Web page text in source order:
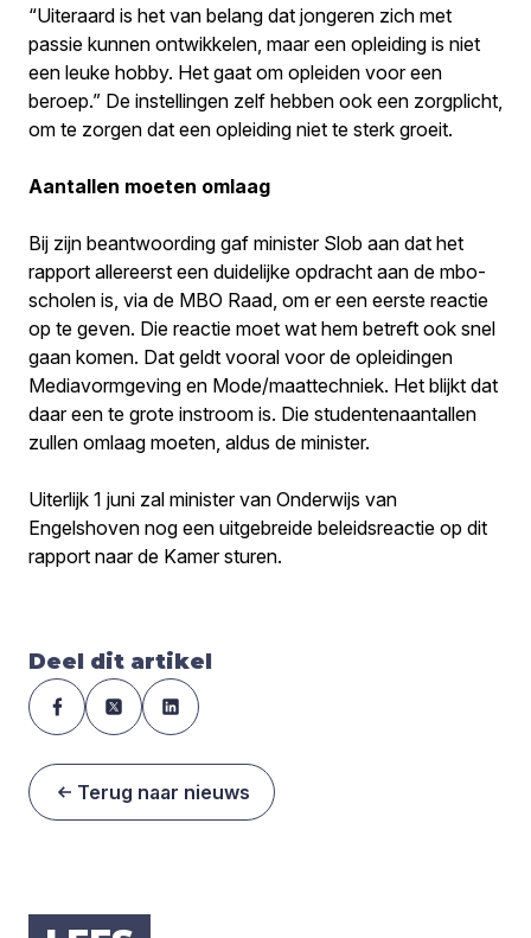
“Uiteraard is het van belang dat jongeren zich met
passie kunnen ontwikkelen, maar een opleiding is niet
een leuke hobby. Het gaat om opleiden voor een
beroep.” De instellingen zelf hebben ook een zorgplicht,
om te zorgen dat een opleiding niet te sterk groeit.
Aantallen moeten omlaag
Bij zijn beantwoording gaf minister Slob aan dat het
rapport allereerst een duidelijke opdracht aan de mbo-
scholen is, via de MBO Raad, om er een eerste reactie
op te geven. Die reactie moet wat hem betreft ook snel
gaan komen. Dat geldt vooral voor de opleidingen
Mediavormgeving en Mode/maattechniek. Het blijkt dat
daar een te grote instroom is. Die studentenaantallen
zullen omlaag moeten, aldus de minister.
Uiterlijk 1 juni zal minister van Onderwijs van
Engelshoven nog een uitgebreide beleidsreactie op dit
rapport naar de Kamer sturen.
Deel dit artikel
Terug naar nieuws